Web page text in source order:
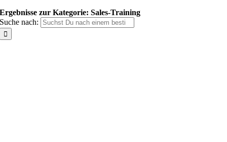
Ergebnisse zur Kategorie: Sales-Training
Suche nach: